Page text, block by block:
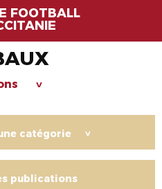
FOOTBALL
>
catégorie >
publications